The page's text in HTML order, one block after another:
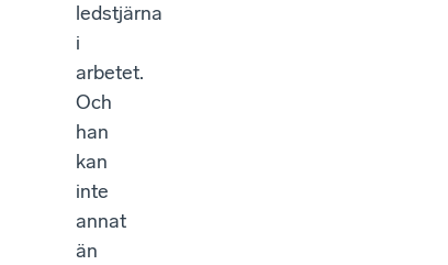
ledstjärna
i
arbetet.
Och
han
kan
inte
annat
än